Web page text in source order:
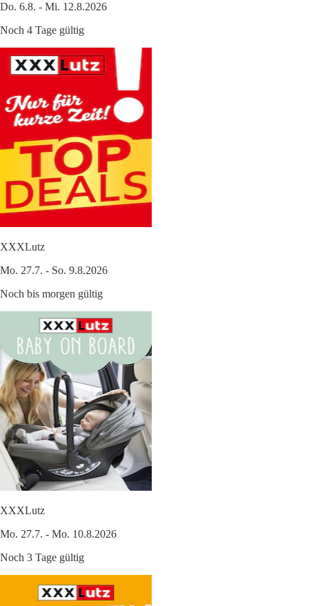
Do. 6.8. - Mi. 12.8.2026
Noch 4 Tage gültig
XXXLutz
Mo. 27.7. - So. 9.8.2026
Noch bis morgen gültig
XXXLutz
Mo. 27.7. - Mo. 10.8.2026
Noch 3 Tage gültig